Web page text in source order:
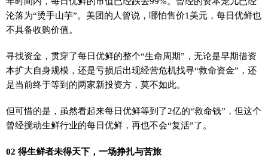
沦落为“烫手山芋”。美团的人曾说，哪怕售价1美元，每日优鲜也
不具备收购价值。
寻找资金，贯穿了每日优鲜的整个“生命周期”，无论是早期借资
本扩大自身规模，还是亏损后出现经营危机找寻“救命资金”，还
是当前终于等到的两家新投资方，莫不如此。
但可惜的是，虽然看起来每日优鲜等到了2亿的“救命钱”，但这个
曾经搅动生鲜行业的每日优鲜，再也不会“复活”了。
02 得生鲜者未得天下，一场挣扎与苦旅